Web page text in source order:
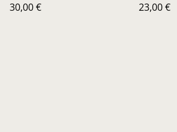
30,00 €
23,00 €